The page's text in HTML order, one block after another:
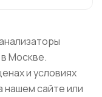
Москве.
и условиях
нашем сайте или